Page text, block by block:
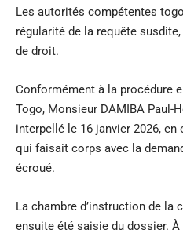
Les autorités compétentes
régularité de la requête
de droit.
Conformément à la procédure
Togo, Monsieur DAMIBA Paul-
interpellé le 16 janvier 2026, en
qui faisait corps avec la
écroué.
La chambre d’instruction de la
ensuite été saisie du dossier. À